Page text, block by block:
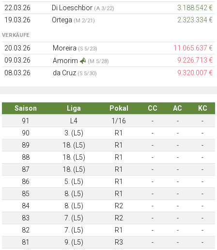
22.03.26 Di Loeschbor (A 3/22)
3.188.542 €
19.03.26
Ortega (M 2/21) 2.323.334 €
VERKÄUFE
20.03.26 Moreira (S 5/23)
11.065.637 €
09.03.26
Amorim (M 5/28)
9.226.713 €
08.03.26
da Cruz (S 5/30) 9.320.007 €
Saison Liga Pokal CC AC
KC
91
L4 1/16 - -
-
90
3. (L5) R1 - -
-
89
18. (L5) R1 - -
-
88
18. (L5) R1 - -
-
87
18. (L5) R1 - -
-
86
5. (L5) R1 - -
-
85
8. (L5) R1 - -
-
84
8. (L5) R2 - -
-
83
7. (L5) R2 - -
-
82
7. (L5) R1 - -
-
81
9. (L5) R3 - -
-